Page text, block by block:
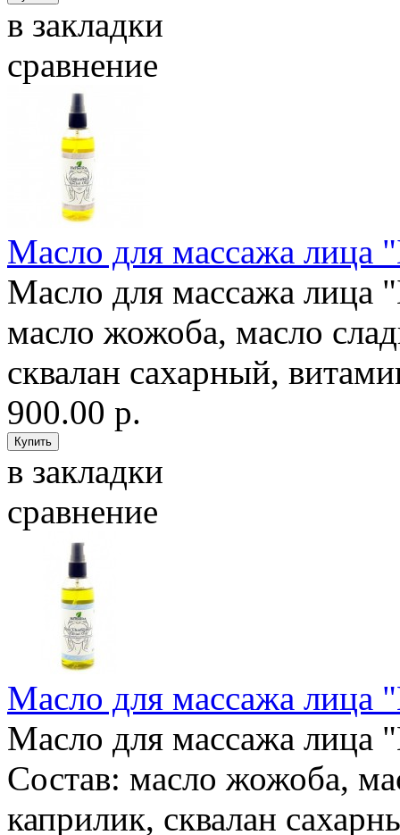
в закладки
сравнение
Масло для массажа лица
Масло для массажа лица
масло жожоба, масло
сквалан сахарный,
900.00 р.
в закладки
сравнение
Масло для массажа лица
Масло для массажа лица
Состав: масло жожоба,
каприлик, сквалан